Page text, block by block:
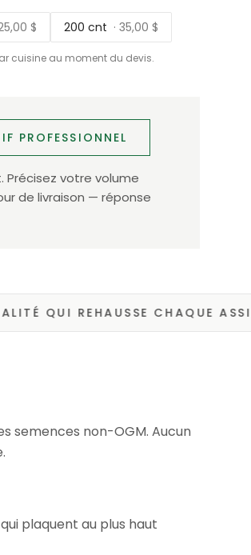
$ 200 cnt · 35,00 $
cuisine au moment du devis.
PROFESSIONNEL
Précisez votre volume
de livraison — réponse
QUI REHAUSSE CHAQUE ASSIETTE
semences non-OGM. Aucun
plaquent au plus haut